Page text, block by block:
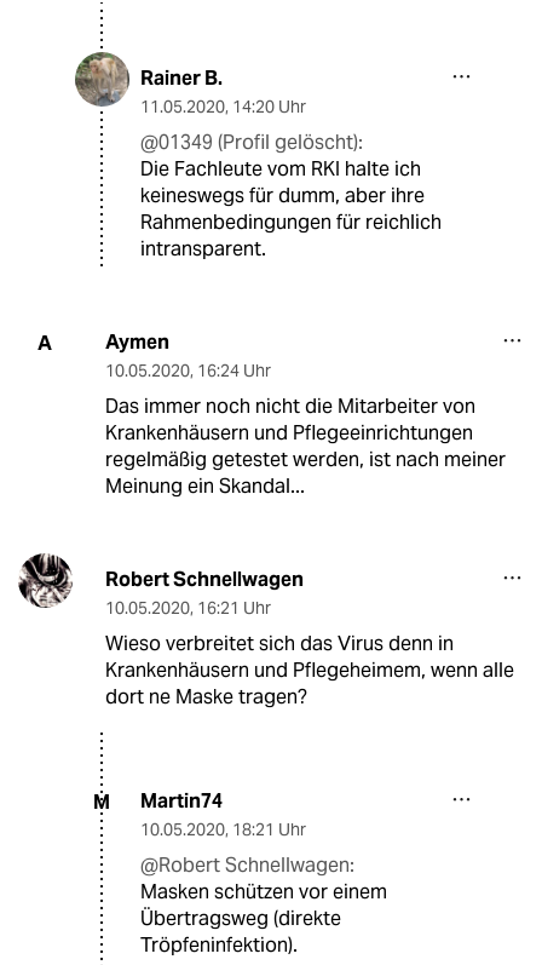
Rainer B.
11.05.2020, 14:20 Uhr
@01349 (Profil gelöscht):
Die Fachleute vom RKI halte ich
keineswegs für dumm, aber ihre
Rahmenbedingungen für reichlich
intransparent.
A Aymen
10.05.2020, 16:24 Uhr
Das immer noch nicht die Mitarbeiter von
Krankenhäusern und Pflegeeinrichtungen
regelmäßig getestet werden, ist nach meiner
Meinung ein Skandal...
Robert Schnellwagen
10.05.2020, 16:21 Uhr
Wieso verbreitet sich das Virus denn in
Krankenhäusern und Pflegeheimem, wenn alle
dort ne Maske tragen?
M Martin74
10.05.2020, 18:21 Uhr
@Robert Schnellwagen:
Masken schützen vor einem
Übertragsweg (direkte
Tröpfeninfektion).